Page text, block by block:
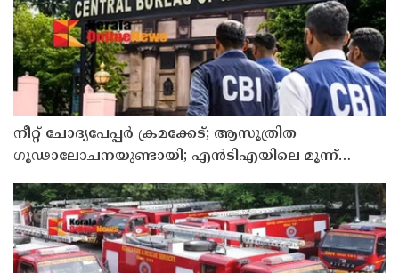
നീറ്റ് ചോദ്യപേപ്പര്‍ ക്രമക്കേട്; ആസൂത്രിത
ഗൂഢാലോചനയുണ്ടായി; എന്‍ടിഎയിലെ മൂന്ന്
സബ്ജക്ട് വിദഗ്ധര്‍ക്ക് പങ്കുണ്ടെന്ന നിർണായക
കണ്ടെത്തലുമായി സിബിഐ